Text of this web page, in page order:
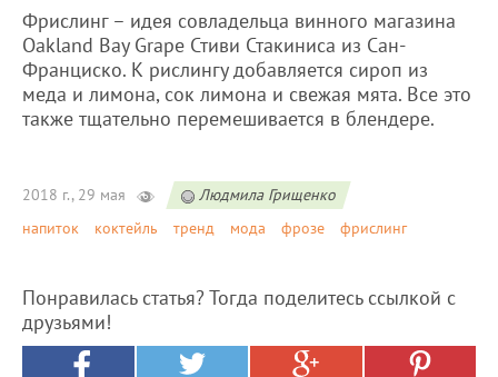
Фрислинг – идея совладельца винного магазина
Oakland Bay Grape Стиви Стакиниса из Сан-
Франциско. К рислингу добавляется сироп из
меда и лимона, сок лимона и свежая мята. Все это
также тщательно перемешивается в блендере.
2018 г., 29 мая
Людмила Грищенко
напиток
коктейль тренд мода фрозе фрислинг
Понравилась статья? Тогда поделитесь ссылкой с
друзьями!